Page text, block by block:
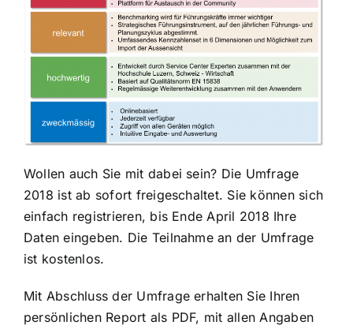
Wollen auch Sie mit dabei sein? Die Umfrage
2018 ist ab sofort freigeschaltet. Sie können sich
einfach registrieren, bis Ende April 2018 Ihre
Daten eingeben. Die Teilnahme an der Umfrage
ist kostenlos.
Mit Abschluss der Umfrage erhalten Sie Ihren
persönlichen Report als PDF, mit allen Angaben